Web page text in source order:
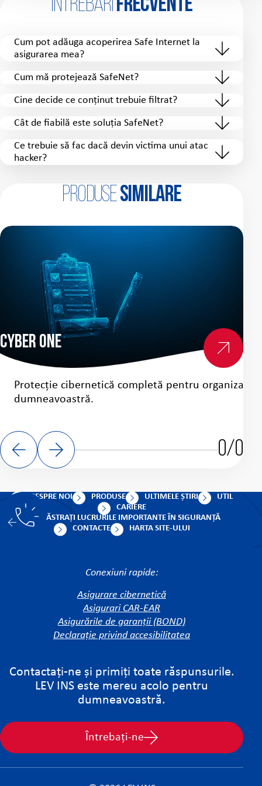
Întrebărifrecvente
Cum pot adăuga acoperirea Safe Internet la
asigurarea mea?
Cum mă protejează SafeNet?
Cine decide ce conținut trebuie filtrat?
Cât de fiabilă este soluția SafeNet?
Ce trebuie să fac dacă devin victima unui atac
hacker?
Produsesimilare
Cyber One
Protecție cibernetică completă pentru organizația
dumneavoastră.
0/0
DESPRE NOI PRODUSE ULTIMELE ȘTIRI
UTIL
CARIERE
PĂSTRAȚI LUCRURILE IMPORTANTE ÎN SIGURANȚĂ
CONTACTE
HARTA SITE-ULUI
Conexiuni rapide:
Asigurare cibernetică
Asigurari CAR-EAR
Asigurările de garanții (BOND)
Declarație privind accesibilitatea
Contactați-ne și primiți toate răspunsurile.
LEV INS este mereu acolo pentru
dumneavoastră.
Întrebați-ne